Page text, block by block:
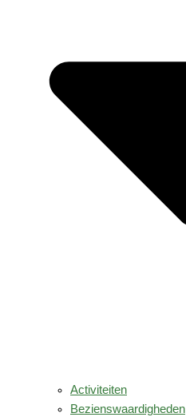
Activiteiten
Bezienswaardigheden